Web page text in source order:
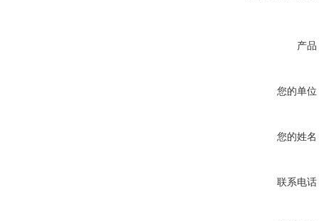
产品
您的单位
您的姓名
联系电话